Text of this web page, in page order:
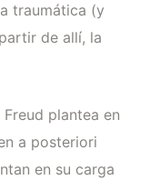
traumática (y
de allí, la
plantea en
a posteriori
en su carga